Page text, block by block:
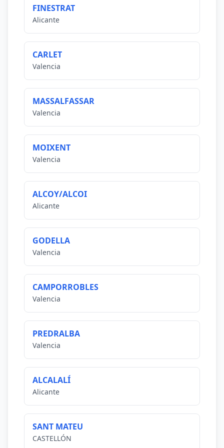
FINESTRAT
Alicante
CARLET
Valencia
MASSALFASSAR
Valencia
MOIXENT
Valencia
ALCOY/ALCOI
Alicante
GODELLA
Valencia
CAMPORROBLES
Valencia
PREDRALBA
Valencia
ALCALALÍ
Alicante
SANT MATEU
CASTELLÓN